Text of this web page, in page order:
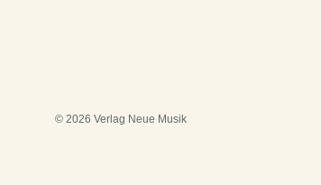
© 2026 Verlag Neue Musik